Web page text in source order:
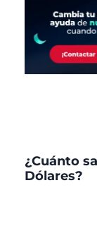
¿Cuánto
Dólares?